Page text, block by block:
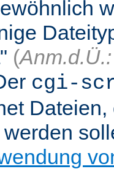
(Anm.d.Ü.:
cgi-